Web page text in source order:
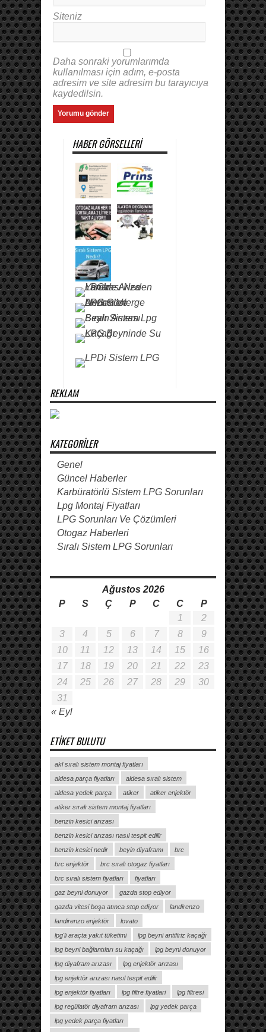
Siteniz
Daha sonraki yorumlarımda
kullanılması için adım, e-posta
adresim ve site adresim bu tarayıcıya
kaydedilsin.
HABER GÖRSELLERI
REKLAM
KATEGORILER
Genel
Güncel Haberler
Karbüratörlü Sistem LPG Sorunları
Lpg Montaj Fiyatları
LPG Sorunları Ve Çözümleri
Otogaz Haberleri
Sıralı Sistem LPG Sorunları
Ağustos 2026
P
S Ç P C C P
« Eyl
1
2
3
4 5 6 7 8
9
10
11 12 13 14 15
16
17
18 19 20 21 22
23
24
25 26 27 28 29
30
31
ETIKET BULUTU
akl sıralı sistem montaj fiyatları
aldesa parça fiyatları
aldesa sıralı sistem
aldesa yedek parça
atiker
atiker enjektör
atiker sıralı sistem montaj fiyatları
benzin kesici arızası
benzin kesici arızası nasıl tespit edilir
benzin kesici nedir
beyin diyaframı
brc
brc enjektör
brc sıralı otogaz fiyatları
brc sıralı sistem fiyatları
fiyatları
gaz beyni donuyor
gazda stop ediyor
gazda vitesi boşa atınca stop ediyor
landirenzo
landirenzo enjektör
lovato
lpg'li araçta yakıt tüketimi
lpg beyni antifiriz kaçağı
lpg beyni bağlantıları su kaçağı
lpg beyni donuyor
lpg diyafram arızası
lpg enjektör arızası
lpg enjektör arızası nasıl tespit edilir
lpg enjektör fiyatları
lpg filtre fiyatlari
lpg filtresi
lpg regülatör diyafram arızası
lpg yedek parça
lpg yedek parça fiyatları